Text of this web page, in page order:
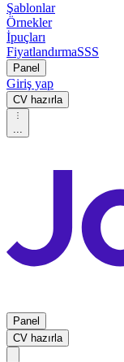
Şablonlar
Örnekler
İpuçları
FiyatlandırmaSSS
Panel
Giriş yap
CV hazırla
...
Panel
CV hazırla